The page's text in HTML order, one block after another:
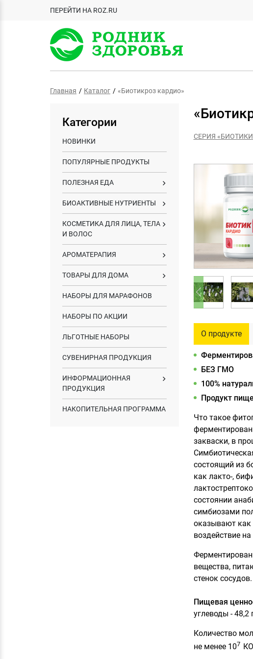
ПЕРЕЙТИ НА ROZ.RU
Главная Каталог «Биотикроз кардио»
Категории
НОВИНКИ
ПОПУЛЯРНЫЕ ПРОДУКТЫ
ПОЛЕЗНАЯ ЕДА
БИОАКТИВНЫЕ НУТРИЕНТЫ
КОСМЕТИКА ДЛЯ ЛИЦА, ТЕЛА
И ВОЛОС
АРОМАТЕРАПИЯ
ТОВАРЫ ДЛЯ ДОМА
НАБОРЫ ДЛЯ МАРАФОНОВ
НАБОРЫ ПО АКЦИИ
ЛЬГОТНЫЕ НАБОРЫ
СУВЕНИРНАЯ ПРОДУКЦИЯ
ИНФОРМАЦИОННАЯ
ПРОДУКЦИЯ
НАКОПИТЕЛЬНАЯ ПРОГРАММА
СЕРИЯ
О продукте
БЕЗ ГМО
100%
Продукт
Что такое
закваски, в
состоящий из
как лакто-,
состоянии
симбиозами
оказывают как
воздействие
вещества,
стенок сосудов.
Пищевая
углеводы - 48,2
Количество
не менее 107